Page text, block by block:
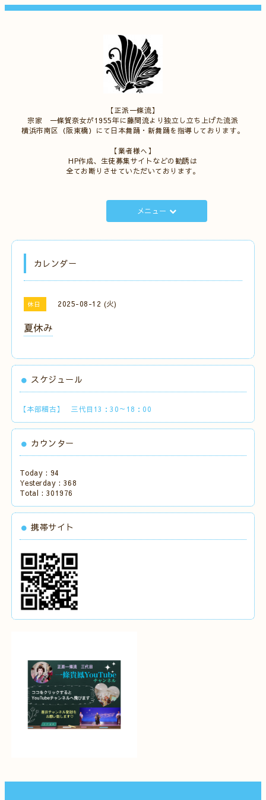
【正派一條流】
宗家 一條賀奈女が1955年に藤間流より独立し立ち上げた流派
横浜市南区（阪東橋）にて日本舞踊・新舞踊を指導しております。
【業者様へ】
HP作成、生徒募集サイトなどの勧誘は
全てお断りさせていただいております。
メニュー
カレンダー
休日 2025-08-12 (火)
夏休み
スケジュール
【本部稽古】 三代目13：30～18：00
カウンター
Today : 94
Yesterday : 368
Total : 301976
携帯サイト